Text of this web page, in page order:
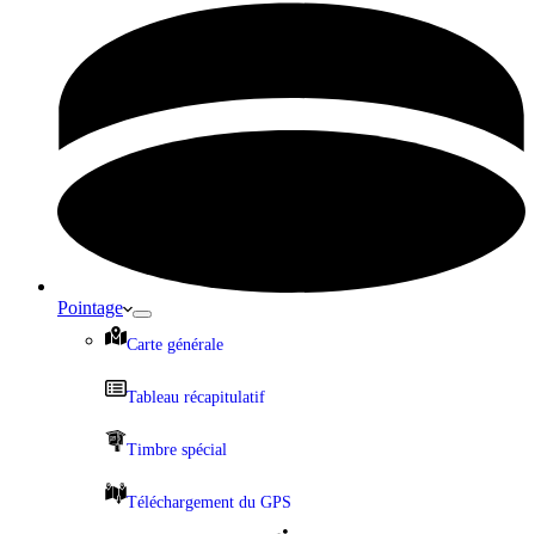
Pointage
Carte générale
Tableau récapitulatif
Timbre spécial
Téléchargement du GPS